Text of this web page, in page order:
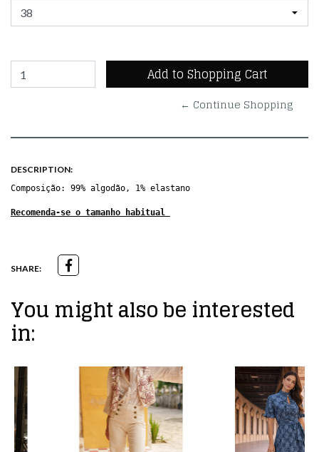
← Continue Shopping
DESCRIPTION:
Composição: 99% algodão, 1% elastano
Recomenda-se o tamanho habitual
SHARE:
You might also be interested
in:
SALE